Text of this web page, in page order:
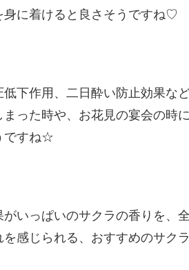
身に着けると良さそうですね♡
下作用、二日酔い防止効果な
った時や、お花見の宴会の時
ですね☆
いっぱいのサクラの香りを、
感じられる、おすすめのサク